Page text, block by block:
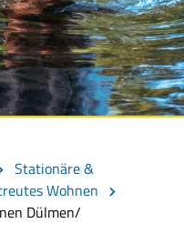
Stationäre &
Wohnen
Dülmen/